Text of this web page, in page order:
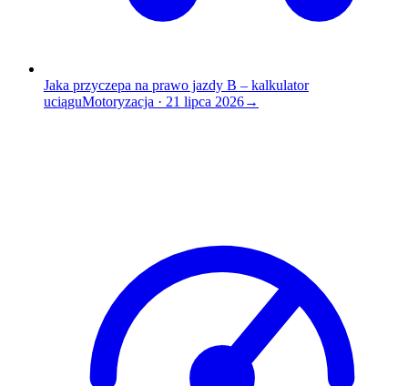
Jaka przyczepa na prawo jazdy B – kalkulator
uciąguMotoryzacja · 21 lipca 2026→